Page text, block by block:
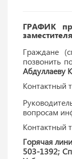
ГРАФИК
Граждане
позвонить
Абдуллаеву
Контактный
вопросам
Контактный
Горячая
503-1392;